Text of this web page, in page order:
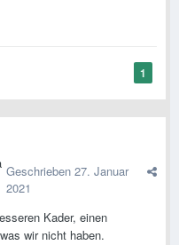
1
Geschrieben 27. Januar
2021
Kader, einen
wir nicht haben.